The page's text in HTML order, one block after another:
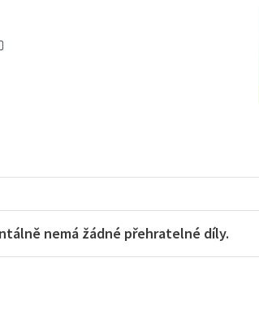
nemá žádné přehratelné díly.